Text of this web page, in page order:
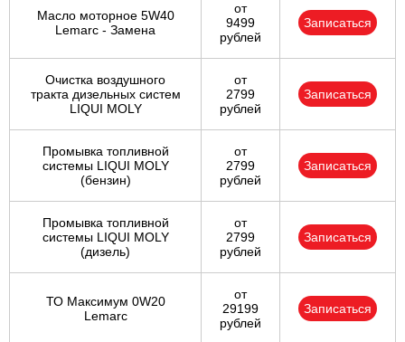
Масло моторное 5W40
Lemarc - Замена
от
9499
рублей
Записаться
Очистка воздушного
тракта дизельных систем
LIQUI MOLY
от
2799
рублей
Записаться
Промывка топливной
системы LIQUI MOLY
(бензин)
от
2799
рублей
Записаться
Промывка топливной
системы LIQUI MOLY
(дизель)
от
2799
рублей
Записаться
ТО Максимум 0W20
Lemarc
от
29199
рублей
Записаться